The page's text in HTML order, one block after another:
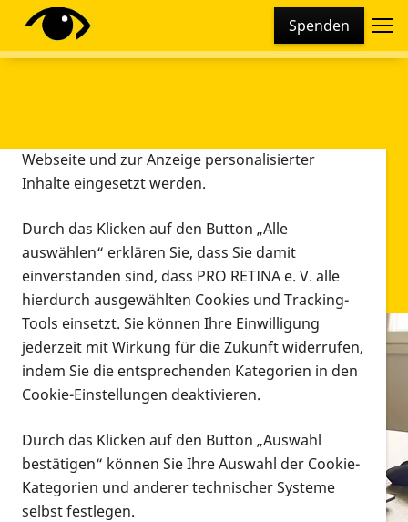
Spenden
Infomaterial
Infomaterial
Vorlesen
Alle Infomaterialien in verschiedenen
Formaten an einem Ort
Diese Webseite setzt verschiedene Cookies und
Tracking-Tools ein. Dies beinhaltet Cookies und
Webseite und zur Anzeige personalisierter
Inhalte eingesetzt werden.
Durch das Klicken auf den Button „Alle
auswählen“ erklären Sie, dass Sie damit
einverstanden sind, dass PRO RETINA e. V. alle
hierdurch ausgewählten Cookies und Tracking-
Tools einsetzt. Sie können Ihre Einwilligung
jederzeit mit Wirkung für die Zukunft widerrufen,
indem Sie die entsprechenden Kategorien in den
Cookie-Einstellungen deaktivieren.
Durch das Klicken auf den Button „Auswahl
bestätigen“ können Sie Ihre Auswahl der Cookie-
Kategorien und anderer technischer Systeme
selbst festlegen.